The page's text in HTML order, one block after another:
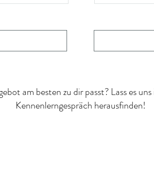
am besten zu dir passt? Lass es
Kennenlerngespräch herausfinden!